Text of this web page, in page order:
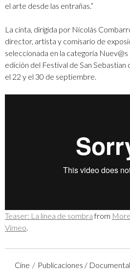
el arte desde las entrañas.”
La cinta, dirigida por Nicolás
director, artista y comisario de
seleccionada en la categoría
edición del Festival de San
el 22 y el 30 de septiembre.
Teaser: La línea de sombrafrom
Vimeo
Cine Publicaciones /